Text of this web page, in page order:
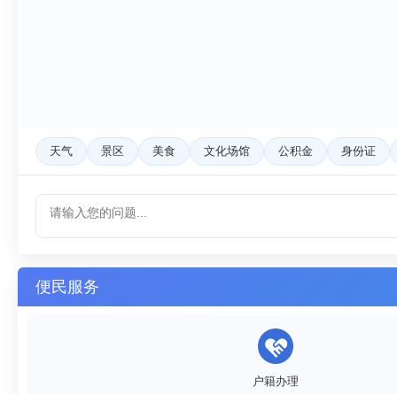
天气 景区 美食 文化场馆 公积金 身份证
便民服务
户籍办理